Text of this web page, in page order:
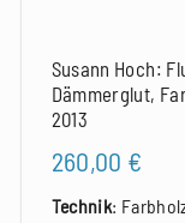
Susann Hoch:
Dämmerglut,
2013
260,00 €
Technik: